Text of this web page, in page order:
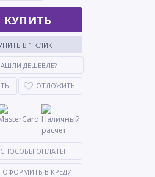
КУПИТЬ
В 1 КЛИК
ДЕШЕВЛЕ?
ОТЛОЖИТЬ
СПОСОБЫ ОПЛАТЫ
В КРЕДИТ